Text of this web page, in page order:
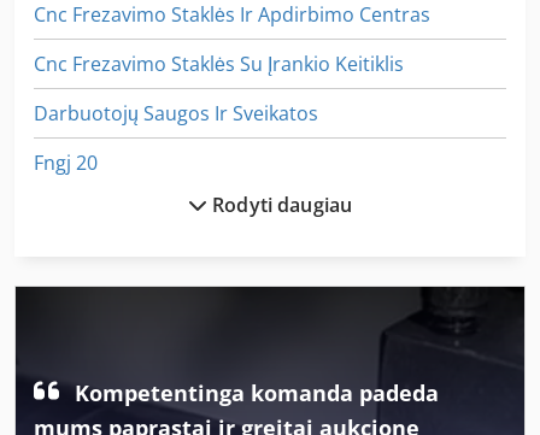
Cnc Frezavimo Staklės Ir Apdirbimo Centras
Cnc Frezavimo Staklės Su Įrankio Keitiklis
Darbuotojų Saugos Ir Sveikatos
Fngj 20
Iš Anksto Dengtos
Rodyti daugiau
Kompetentinga komanda padeda
mums paprastai ir greitai aukcione